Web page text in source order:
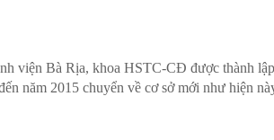
viện Bà Rịa, khoa HSTC-CĐ được thành
năm 2015 chuyển về cơ sở mới như hiện